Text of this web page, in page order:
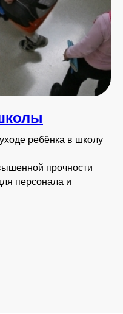
ребёнка в школу
прочности
персонала и